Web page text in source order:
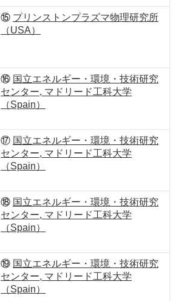
⑮ プリンストンプラズマ物理研究所
（USA）
⑯ 国立エネルギー・環境・技術研究
センター, マドリード工科大学
（Spain）
⑰ 国立エネルギー・環境・技術研究
センター, マドリード工科大学
（Spain）
⑱ 国立エネルギー・環境・技術研究
センター, マドリード工科大学
（Spain）
⑲ 国立エネルギー・環境・技術研究
センター, マドリード工科大学
（Spain）